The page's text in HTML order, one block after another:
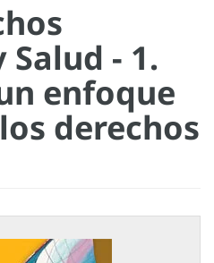
- 1.
enfoque
derechos